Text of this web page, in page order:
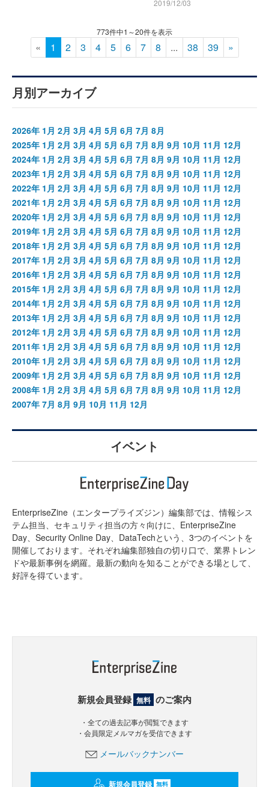
2019/12/03
773件中1～20件を表示
« 1 2 3 4 5 6 7 8 ... 38 39 »
月別アーカイブ
2026年 1月 2月 3月 4月 5月 6月 7月 8月
2025年 1月 2月 3月 4月 5月 6月 7月 8月 9月 10月 11月 12月
2024年 1月 2月 3月 4月 5月 6月 7月 8月 9月 10月 11月 12月
2023年 1月 2月 3月 4月 5月 6月 7月 8月 9月 10月 11月 12月
2022年 1月 2月 3月 4月 5月 6月 7月 8月 9月 10月 11月 12月
2021年 1月 2月 3月 4月 5月 6月 7月 8月 9月 10月 11月 12月
2020年 1月 2月 3月 4月 5月 6月 7月 8月 9月 10月 11月 12月
2019年 1月 2月 3月 4月 5月 6月 7月 8月 9月 10月 11月 12月
2018年 1月 2月 3月 4月 5月 6月 7月 8月 9月 10月 11月 12月
2017年 1月 2月 3月 4月 5月 6月 7月 8月 9月 10月 11月 12月
2016年 1月 2月 3月 4月 5月 6月 7月 8月 9月 10月 11月 12月
2015年 1月 2月 3月 4月 5月 6月 7月 8月 9月 10月 11月 12月
2014年 1月 2月 3月 4月 5月 6月 7月 8月 9月 10月 11月 12月
2013年 1月 2月 3月 4月 5月 6月 7月 8月 9月 10月 11月 12月
2012年 1月 2月 3月 4月 5月 6月 7月 8月 9月 10月 11月 12月
2011年 1月 2月 3月 4月 5月 6月 7月 8月 9月 10月 11月 12月
2010年 1月 2月 3月 4月 5月 6月 7月 8月 9月 10月 11月 12月
2009年 1月 2月 3月 4月 5月 6月 7月 8月 9月 10月 11月 12月
2008年 1月 2月 3月 4月 5月 6月 7月 8月 9月 10月 11月 12月
2007年 7月 8月 9月 10月 11月 12月
イベント
EnterpriseZine（エンタープライズジン）編集部では、情報シス
テム担当、セキュリティ担当の方々向けに、EnterpriseZine
Day、Security Online Day、DataTechという、3つのイベントを
開催しております。それぞれ編集部独自の切り口で、業界トレン
ドや最新事例を網羅。最新の動向を知ることができる場として、
好評を得ています。
新規会員登録 無料 のご案内
・全ての過去記事が閲覧できます
・会員限定メルマガを受信できます
メールバックナンバー
新規会員登録 無料